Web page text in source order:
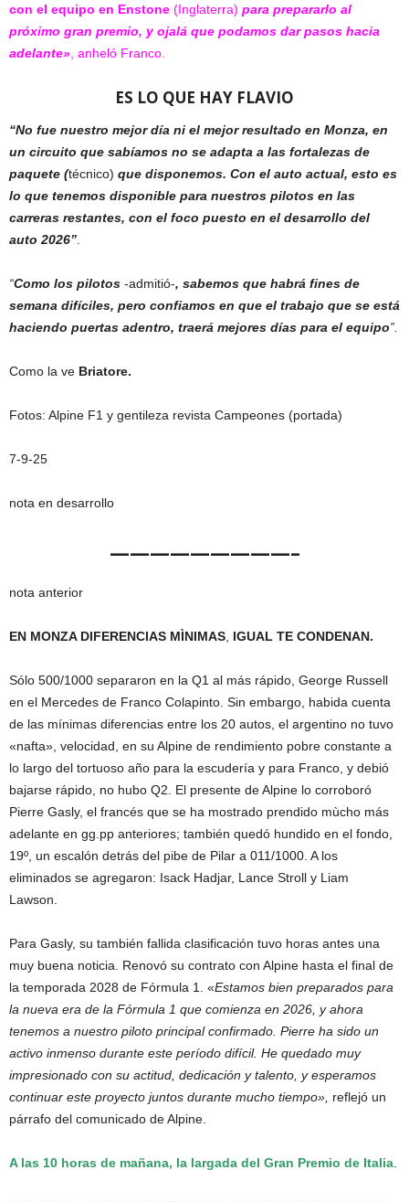
con el equipo en Enstone (Inglaterra) para prepararlo al
próximo gran premio, y ojalá que podamos dar pasos hacia
adelante» , anheló Franco.
ES LO QUE HAY FLAVIO
“No fue nuestro mejor día ni el mejor resultado en Monza, en
un circuito que sabíamos no se adapta a las fortalezas de
paquete (técnico) que disponemos. Con el auto actual, esto es
lo que tenemos disponible para nuestros pilotos en las
carreras restantes, con el foco puesto en el desarrollo del
auto 2026”
“Como los pilotos -admitió-, sabemos que habrá fines de
semana difíciles, pero confiamos en que el trabajo que se está
haciendo puertas adentro, traerá mejores días para el equipo”.
Como la ve Briatore.
Fotos: Alpine F1 y gentileza revista Campeones (portada)
7-9-25
nota en desarrollo
—————————–
nota anterior
EN MONZA DIFERENCIAS MÌNIMAS IGUAL TE CONDENAN.
Sólo 500/1000 separaron en la Q1 al más rápido, George Russell
en el Mercedes de Franco Colapinto. Sin embargo, habida cuenta
de las mínimas diferencias entre los 20 autos, el argentino no tuvo
«nafta», velocidad, en su Alpine de rendimiento pobre constante a
lo largo del tortuoso año para la escudería y para Franco, y debió
bajarse rápido, no hubo Q2. El presente de Alpine lo corroboró
Pierre Gasly, el francés que se ha mostrado prendido mùcho más
adelante en gg.pp anteriores; también quedó hundido en el fondo,
19º, un escalón detrás del pibe de Pilar a 011/1000. A los
eliminados se agregaron: Isack Hadjar, Lance Stroll y Liam
Lawson.
Para Gasly, su también fallida clasificación tuvo horas antes una
muy buena noticia. Renovó su contrato con Alpine hasta el final de
la temporada 2028 de Fórmula 1. «Estamos bien preparados para
la nueva era de la Fórmula 1 que comienza en 2026, y ahora
tenemos a nuestro piloto principal confirmado. Pierre ha sido un
activo inmenso durante este período difícil. He quedado muy
impresionado con su actitud, dedicación y talento, y esperamos
continuar este proyecto juntos durante mucho tiempo», reflejó un
párrafo del comunicado de Alpine.
A las 10 horas de mañana, la largada del Gran Premio de Italia